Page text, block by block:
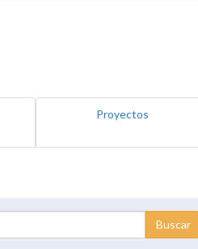
Proyectos